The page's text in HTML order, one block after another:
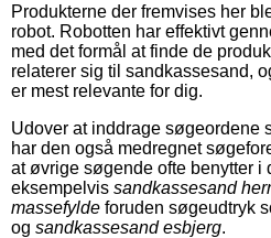
Produkterne der fremvises her
robot. Robotten har effektivt
med det formål at finde de
relaterer sig til sandkassesand,
er mest relevante for dig.
Udover at inddrage søgeordene
har den også medregnet
at øvrige søgende ofte benytter i
eksempelvis sandkassesand
massefylde foruden søgeudtryk
og sandkassesand esbjerg.